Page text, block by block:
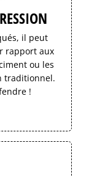
il peut
rapport aux
ou les
traditionnel.
!